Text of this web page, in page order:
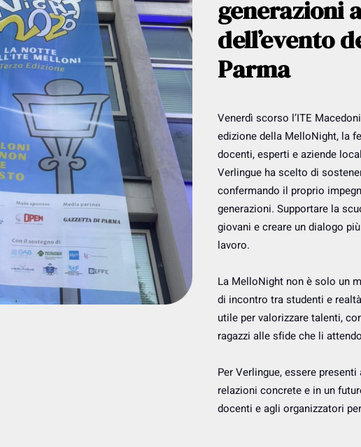
generazioni
dell’evento
Parma
Venerdì scorso l’ITE
edizione della MelloNight, la
docenti, esperti e aziende
Verlingue ha scelto di
confermando il proprio
generazioni. Supportare la
giovani e creare un dialogo
lavoro.
La MelloNight non è solo un
di incontro tra studenti e
utile per valorizzare talenti,
ragazzi alle sfide che li
Per Verlingue, essere
relazioni concrete e in un
docenti e agli organizzatori